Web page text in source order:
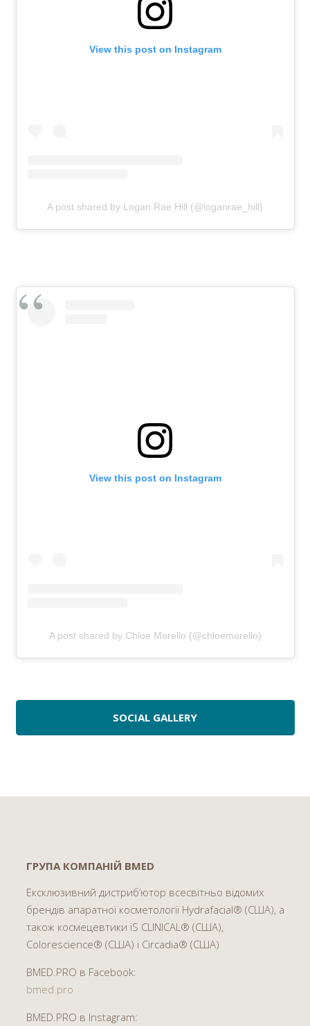
View this post on Instagram
A post shared by Logan Rae Hill (@loganrae_hill)
View this post on Instagram
A post shared by Chloe Morello (@chloemorello)
SOCIAL GALLERY
ГРУПА КОМПАНІЙ BMED
Ексклюзивний дистриб’ютор всесвітньо відомих
брендів апаратної косметології Hydrafacial® (США), а
також космецевтики iS CLINICAL® (США),
Colorescience® (США) і Circadia® (США)
BMED.PRO в Facebook:
bmed.pro
BMED.PRO в Instagram: